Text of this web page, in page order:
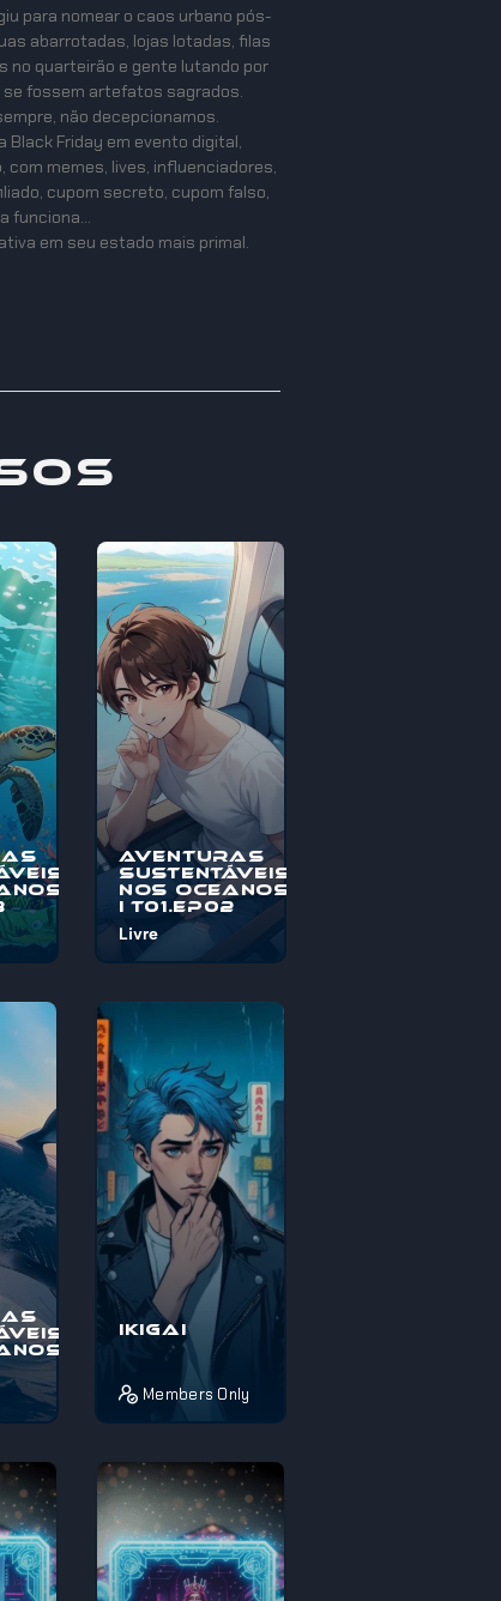
para nomear o caos urbano pós-
abarrotadas, lojas lotadas, filas
no quarteirão e gente lutando por
fossem artefatos sagrados.
não decepcionamos.
Black Friday em evento digital,
com memes, lives, influenciadores,
cupom secreto, cupom falso,
funciona…
em seu estado mais primal.
e
Aventuras
Sustentáveis
nos Oceanos
I T01.EP02
Livre
Bem-vindo à
Sustentáveis nos
jornada épica
pelos mistérios e
maravi...
e
Ikigai
Members Only
Pois é! Se estás
perdido sobre o
que fazer da vida
ou não sabes
como aproveita...